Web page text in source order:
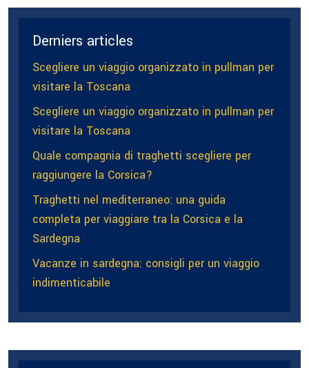
Derniers articles
Scegliere un viaggio organizzato in pullman per
visitare la Toscana
Scegliere un viaggio organizzato in pullman per
visitare la Toscana
Quale compagnia di traghetti scegliere per
raggiungere la Corsica?
Traghetti nel mediterraneo: una guida
completa per viaggiare tra la Corsica e la
Sardegna
Vacanze in sardegna: consigli per un viaggio
indimenticabile